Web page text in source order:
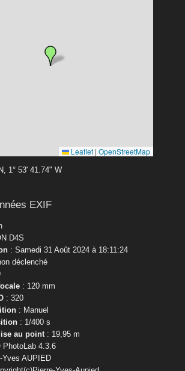
Leaflet | OpenStreetMap
1° 53' 41.74" W
EXIF
D4S
: Samedi 31 Août 2024 à 18:11:24
déclenché
: 120 mm
: 320
: Manuel
: 1/400 s
au point: 19,95 m
PhotoLab 4.3.6
AUPIED